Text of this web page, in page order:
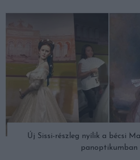
Új Sissi-részleg nyílik a bécsi
panoptikumban